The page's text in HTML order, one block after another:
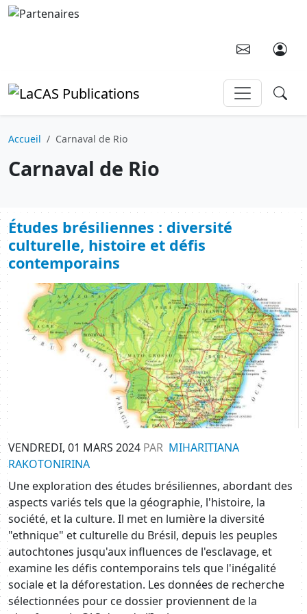
Aller au contenu principal
Accueil Carnaval de Rio
Carnaval de Rio
Études brésiliennes : diversité
culturelle, histoire et défis
contemporains
Image
VENDREDI, 01 MARS 2024 PAR MIHARITIANA
RAKOTONIRINA
Une exploration des études brésiliennes, abordant des
aspects variés tels que la géographie, l'histoire, la
société, et la culture. Il met en lumière la diversité
"ethnique" et culturelle du Brésil, depuis les peuples
autochtones jusqu'aux influences de l'esclavage, et
examine les défis contemporains tels que l'inégalité
sociale et la déforestation. Les données de recherche
sélectionnées pour ce dossier proviennent de la